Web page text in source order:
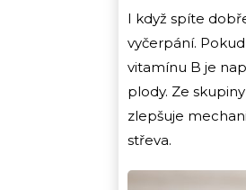
I když spíte
vyčerpání.
vitamínu B je
plody. Ze
zlepšuje
střeva.